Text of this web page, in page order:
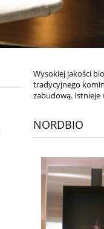
Wysokiej jakości
tradycyjnego
zabudową. Istnieje
NORDBIO